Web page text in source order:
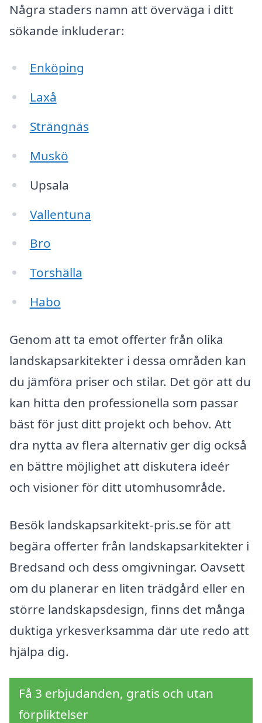
Några staders namn att överväga i ditt
sökande inkluderar:
Enköping
Laxå
Strängnäs
Muskö
Upsala
Vallentuna
Bro
Torshälla
Habo
Genom att ta emot offerter från olika
landskapsarkitekter i dessa områden kan
du jämföra priser och stilar. Det gör att du
kan hitta den professionella som passar
bäst för just ditt projekt och behov. Att
dra nytta av flera alternativ ger dig också
en bättre möjlighet att diskutera ideér
och visioner för ditt utomhusområde.
Besök landskapsarkitekt-pris.se för att
begära offerter från landskapsarkitekter i
Bredsand och dess omgivningar. Oavsett
om du planerar en liten trädgård eller en
större landskapsdesign, finns det många
duktiga yrkesverksamma där ute redo att
hjälpa dig.
Få 3 erbjudanden, gratis och utan
förpliktelser